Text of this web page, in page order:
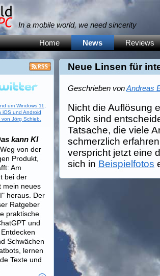
In a mobile world, we need sincerity
Home News Reviews
Neue Linsen für
Geschrieben vonAndreas
Nicht die Auflösung
Optik sind
Tatsache, die viele
schmerzlich
verspricht jetzt eine
sich in Beispielfotos
um Windows 11,
iOS und Android
Jörg Schieb.
kann KI
von der
Produkt,
Am
bei der
mein neues
heraus. Der
Ratgeber
praktische
und
Schwächen
lernen
Texte und